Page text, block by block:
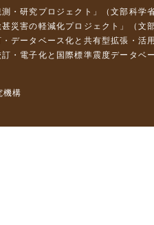
測・研究プロジェクト」（文部科
甚災害の軽減化プロジェクト」（
・データベース化と共有型拡張・
訂・電子化と国際標準震度データ
機構